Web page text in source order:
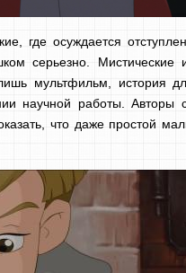
где осуждается
серьезно. Мистические
мультфильм, история
научной работы. Авторы
что даже простой